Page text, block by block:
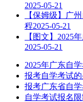
2025-05-21
【保姆级】广
程2025-05-21
【图文】2025
2025-05-21
2025年广东自
报考自学考试
报考广东省自
自学考试报名